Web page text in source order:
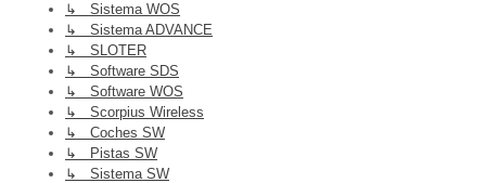
↳ Sistema WOS
↳ Sistema ADVANCE
↳ SLOTER
↳ Software SDS
↳ Software WOS
↳ Scorpius Wireless
↳ Coches SW
↳ Pistas SW
↳ Sistema SW